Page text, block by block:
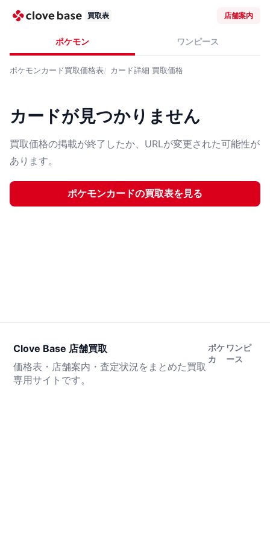
買取表 店舗案内
ポケモン ワンピース
ポケモンカード買取価格表 カード詳細 買取価格
カードが見つかりません
買取価格の掲載が終了したか、URLが変更された可能性が
あります。
ポケモンカードの買取表を見る
Clove Base 店舗買取
価格表・店舗案内・査定状況をまとめた買取
専用サイトです。
ポケ
カ
ワンピ
ース